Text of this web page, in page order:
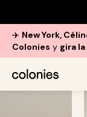
✈️ New York,
Colonies y gira